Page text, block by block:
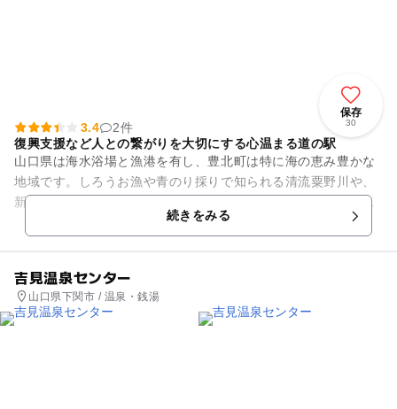
保存
30
3.4
2件
復興支援など人との繋がりを大切にする心温まる道の駅
山口県は海水浴場と漁港を有し、豊北町は特に海の恵み豊かな
地域です。しろうお漁や青のり採りで知られる清流粟野川や、
新鮮な野菜や果樹が収穫出来る田園地帯、里山エリアには山と
渓谷があり、さらに歴史遺産...続きをみる
吉見温泉センター
山口県下関市 / 温泉・銭湯